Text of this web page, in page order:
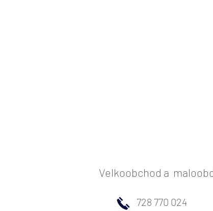
Velkoobchod a
728 770 024